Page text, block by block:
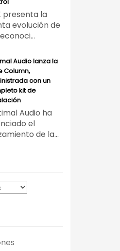
presenta la
evolución de
Audio lanza la
Column,
con un
kit de
Audio ha
el
de la...